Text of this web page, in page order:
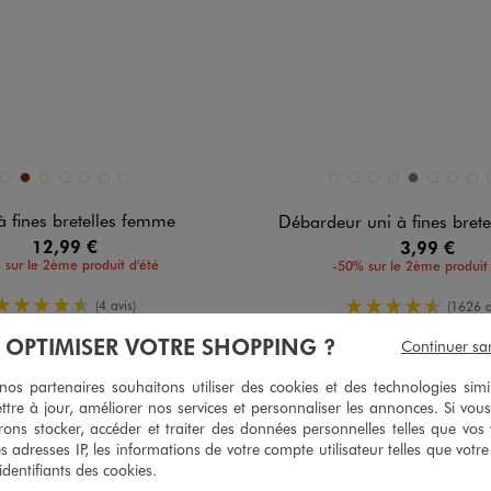
7 coloris
BEIGE CLAIR
BRIQUE
fines bretelles femme
12,99 €
sur le 2ème produit d'été
4.5/5 de moyenne
(4 avis)
Disponible en 12 coloris
BEIGE STANDARD
BLANC STANDARD
BLEU FONCE
GRIS CHINE
NOIR
Débardeur uni à fines
3,99 €
-50% sur le 2ème produit
4.5/5 de(1626
OPTIMISER VOTRE SHOPPING ?
partenaires souhaitons utiliser des cookies et des technologies
à jour, améliorer nos services et personnaliser les annonces. Si
stocker, accéder et traiter des données personnelles telles que vos
adresses IP, les informations de votre compte utilisateur telles que
des cookies.
Continuer